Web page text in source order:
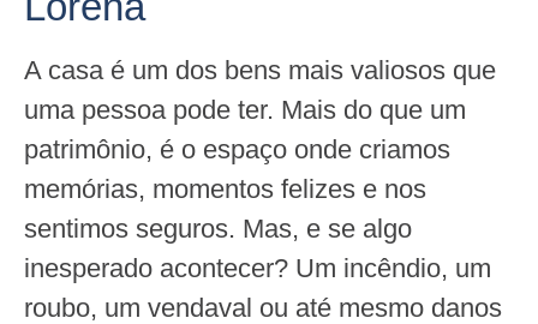
A casa é um dos bens mais valiosos que
uma pessoa pode ter. Mais do que um
patrimônio, é o espaço onde criamos
memórias, momentos felizes e nos
sentimos seguros. Mas, e se algo
inesperado acontecer? Um incêndio, um
roubo, um vendaval ou até mesmo danos